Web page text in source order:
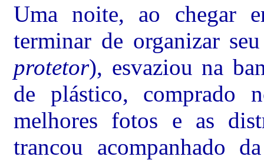
Uma noite, ao chegar
terminar de organizar
protetor), esvaziou na
de plástico, comprado
melhores fotos e as
trancou acompanhado